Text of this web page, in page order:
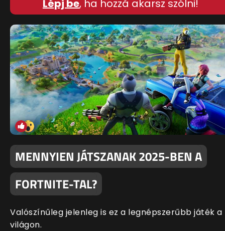
Lépj be, ha hozzá akarsz szólni!
MENNYIEN JÁTSZANAK 2025-BEN A
FORTNITE-TAL?
Valószínűleg jelenleg is ez a legnépszerűbb játék a
világon.